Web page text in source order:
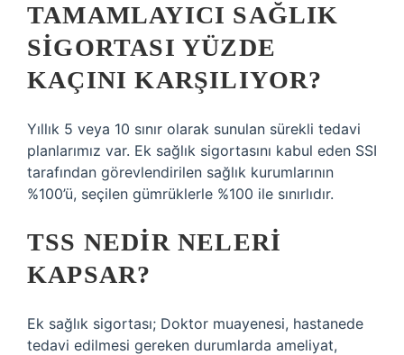
TAMAMLAYICI SAĞLIK
SIGORTASI YÜZDE
KAÇINI KARŞILIYOR?
Yıllık 5 veya 10 sınır olarak sunulan sürekli tedavi
planlarımız var. Ek sağlık sigortasını kabul eden SSI
tarafından görevlendirilen sağlık kurumlarının
%100’ü, seçilen gümrüklerle %100 ile sınırlıdır.
TSS NEDIR NELERI
KAPSAR?
Ek sağlık sigortası; Doktor muayenesi, hastanede
tedavi edilmesi gereken durumlarda ameliyat,